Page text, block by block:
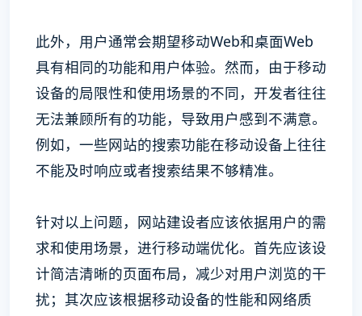
此外，用户通常会期望移动Web和桌面Web
具有相同的功能和用户体验。然而，由于移动
设备的局限性和使用场景的不同，开发者往往
无法兼顾所有的功能，导致用户感到不满意。
例如，一些网站的搜索功能在移动设备上往往
不能及时响应或者搜索结果不够精准。
针对以上问题，网站建设者应该依据用户的需
求和使用场景，进行移动端优化。首先应该设
计简洁清晰的页面布局，减少对用户浏览的干
扰；其次应该根据移动设备的性能和网络质